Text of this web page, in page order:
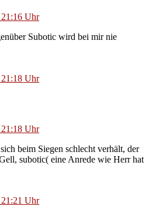
Uhr
Subotic wird bei mir nie
Uhr
Uhr
beim Siegen schlecht verhält, der
subotic( eine Anrede wie Herr hat
Uhr